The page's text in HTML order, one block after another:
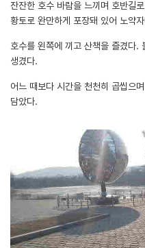
잔잔한 호수 바람을 느끼며 호반길
황토로 완만하게 포장돼 있어 노약
호수를 왼쪽에 끼고 산책을 즐겼다.
생겼다.
어느 때보다 시간을 천천히 곱씹으
담았다.